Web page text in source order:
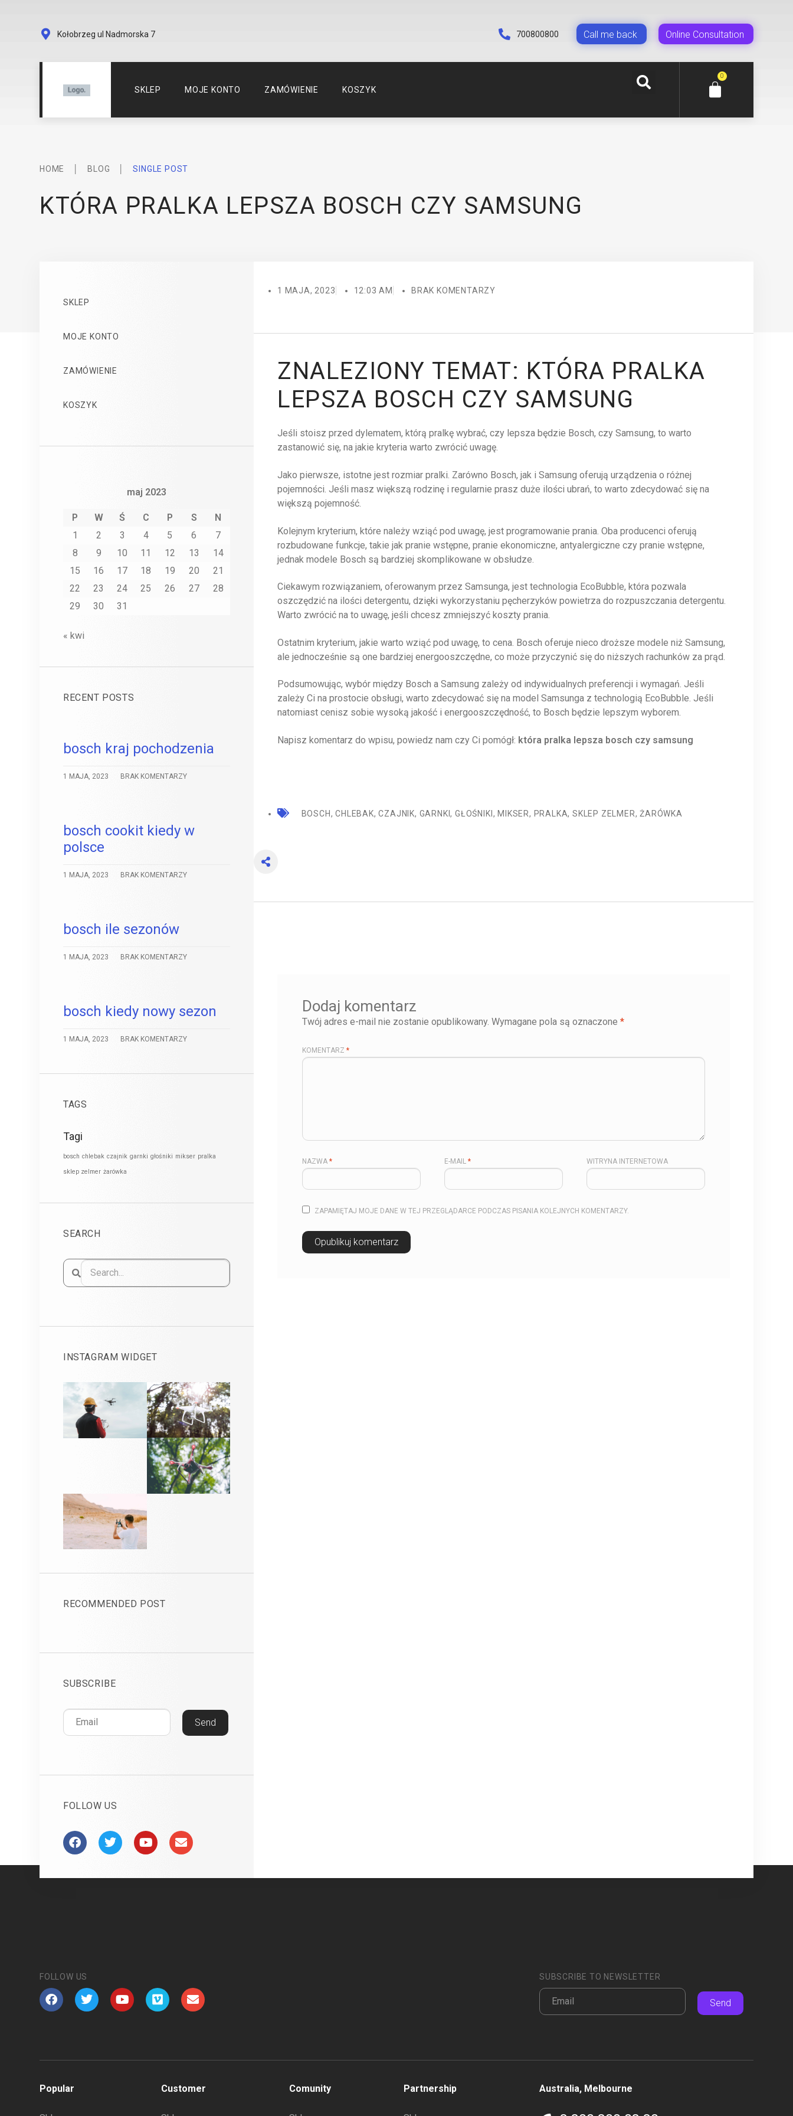
Kołobrzeg ul Nadmorska 7 700800800 Сall me back Online Сonsultation
SKLEP MOJE KONTO ZAMÓWIENIE KOSZYK
0
HOME BLOG SINGLE POST
KTÓRA PRALKA LEPSZA BOSCH CZY SAMSUNG
SKLEP
MOJE KONTO
ZAMÓWIENIE
KOSZYK
maj 2023
P W Ś C P S
N
1
2 3 4 5 6
7
8
9 10 11 12 13
14
15
16 17 18 19 20
21
22
23 24 25 26 27
28
29
30 31
« kwi
RECENT POSTS
bosch kraj pochodzenia
1 MAJA, 2023 BRAK KOMENTARZY
bosch cookit kiedy w
polsce
1 MAJA, 2023 BRAK KOMENTARZY
bosch ile sezonów
1 MAJA, 2023 BRAK KOMENTARZY
bosch kiedy nowy sezon
1 MAJA, 2023 BRAK KOMENTARZY
TAGS
Tagi
bosch chlebak czajnik garnki głośniki mikser pralka
sklep zelmer żarówka
SEARCH
INSTAGRAM WIDGET
RECOMMENDED POST
SUBSCRIBE
Send
FOLLOW US
1 MAJA, 2023 12:03 AM BRAK KOMENTARZY
ZNALEZIONY TEMAT: KTÓRA PRALKA
LEPSZA BOSCH CZY SAMSUNG
Jeśli stoisz przed dylematem, którą pralkę wybrać, czy lepsza będzie Bosch, czy Samsung, to warto
zastanowić się, na jakie kryteria warto zwrócić uwagę.
Jako pierwsze, istotne jest rozmiar pralki. Zarówno Bosch, jak i Samsung oferują urządzenia o różnej
pojemności. Jeśli masz większą rodzinę i regularnie prasz duże ilości ubrań, to warto zdecydować się na
większą pojemność.
Kolejnym kryterium, które należy wziąć pod uwagę, jest programowanie prania. Oba producenci oferują
rozbudowane funkcje, takie jak pranie wstępne, pranie ekonomiczne, antyalergiczne czy pranie wstępne,
jednak modele Bosch są bardziej skomplikowane w obsłudze.
Ciekawym rozwiązaniem, oferowanym przez Samsunga, jest technologia EcoBubble, która pozwala
oszczędzić na ilości detergentu, dzięki wykorzystaniu pęcherzyków powietrza do rozpuszczania detergentu.
Warto zwrócić na to uwagę, jeśli chcesz zmniejszyć koszty prania.
Ostatnim kryterium, jakie warto wziąć pod uwagę, to cena. Bosch oferuje nieco droższe modele niż Samsung,
ale jednocześnie są one bardziej energooszczędne, co może przyczynić się do niższych rachunków za prąd.
Podsumowując, wybór między Bosch a Samsung zależy od indywidualnych preferencji i wymagań. Jeśli
zależy Ci na prostocie obsługi, warto zdecydować się na model Samsunga z technologią EcoBubble. Jeśli
natomiast cenisz sobie wysoką jakość i energooszczędność, to Bosch będzie lepszym wyborem.
Napisz komentarz do wpisu, powiedz nam czy Ci pomógł: która pralka lepsza bosch czy samsung
BOSCH,CHLEBAK,CZAJNIK, GARNKI,GŁOŚNIKI , MIKSER, PRALKA, SKLEP ZELMER,ŻARÓWKA
Dodaj komentarz
Twój adres e-mail nie zostanie opublikowany. Wymagane pola są oznaczone *
KOMENTARZ *
NAZWA * E-MAIL* WITRYNA INTERNETOWA
ZAPAMIĘTAJ MOJE DANE W TEJ PRZEGLĄDARCE PODCZAS PISANIA KOLEJNYCH KOMENTARZY.
FOLLOW US SUBSCRIBE TO NEWSLETTER
Send
Popular Customer Comunity Partnership Australia, Melbourne